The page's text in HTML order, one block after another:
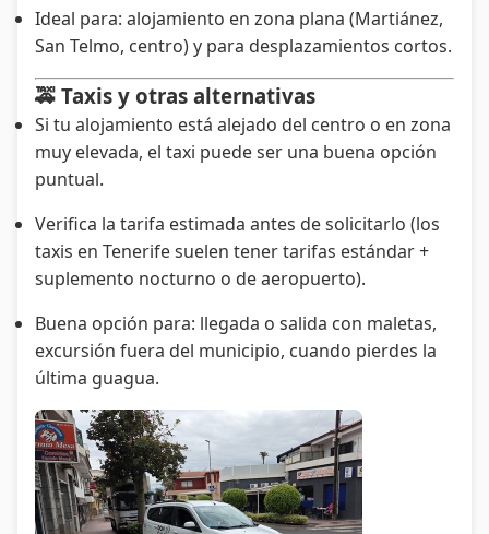
Ideal para: alojamiento en zona plana (Martiánez,
San Telmo, centro) y para desplazamientos cortos.
🚕 Taxis y otras alternativas
Si tu alojamiento está alejado del centro o en zona
muy elevada, el taxi puede ser una buena opción
puntual.
Verifica la tarifa estimada antes de solicitarlo (los
taxis en Tenerife suelen tener tarifas estándar +
suplemento nocturno o de aeropuerto).
Buena opción para: llegada o salida con maletas,
excursión fuera del municipio, cuando pierdes la
última guagua.